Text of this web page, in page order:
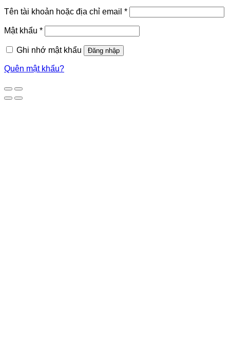
Tên tài khoản hoặc địa chỉ email *
Mật khẩu *
Ghi nhớ mật khẩu Đăng nhập
Quên mật khẩu?